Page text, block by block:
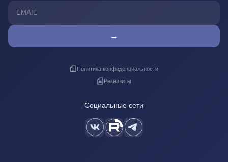
→
Политика конфиденциальности
Реквизиты
Социальные сети